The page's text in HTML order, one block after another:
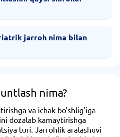
jarroh nima bilan
nima?
va ichak bo'shlig'iga
dozalab kamaytirishga
turi. Jarrohlik aralashuvi